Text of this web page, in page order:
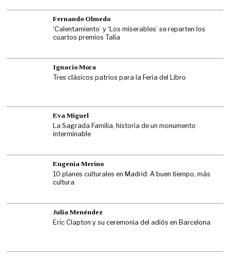
Fernando Olmedo
‘Calentamiento’ y ‘Los miserables’ se reparten los
cuartos premios Talía
Ignacio Mora
Tres clásicos patrios para la Feria del Libro
Eva Miguel
La Sagrada Familia, historia de un monumento
interminable
Eugenia Merino
10 planes culturales en Madrid: A buen tiempo, más
cultura
Julia Menéndez
Eric Clapton y su ceremonia del adiós en Barcelona